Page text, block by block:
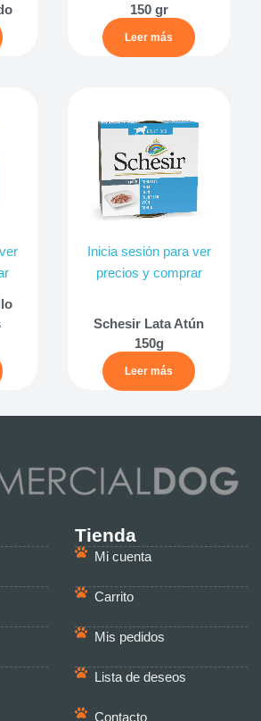
150 gr
Leer más
Inicia sesión para ver
precios y comprar
Schesir Lata Atún
150g
Leer más
Tienda
Mi cuenta
Carrito
Mis pedidos
Lista de deseos
Contacto